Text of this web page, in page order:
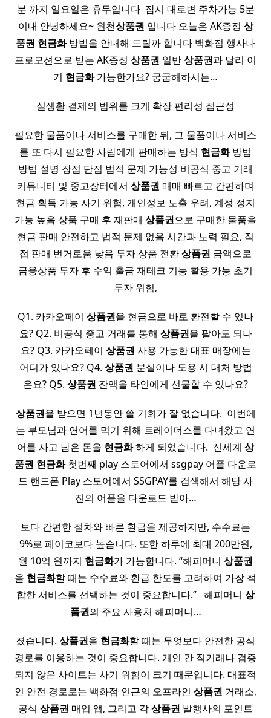
분 까지 일요일은 휴무입니다 ​ 잠시 대로변 주차가능 5분
이내 안녕하세요~ 원천상품권 입니다 오늘은 AK증정 상
품권 현금화방법을 안내해 드릴까 합니다 백화점 행사나
프로모션으로 받는 AK증정 상품권 일반상품권과 달리 이
거 현금화가능한가요? 궁굼해하시는…
실생활 결제의 범위를 크게 확장 편리성 접근성
필요한 물품이나 서비스를 구매한 뒤, 그 물품이나 서비스
를 또 다시 필요한 사람에게 판매하는 방식 현금화방법
방법 설명 장점 단점 법적 문제 가능성 비공식 중고 거래
커뮤니티 및 중고장터에서 상품권 매매 빠르고 간편하며
현금 획득 가능 사기 위험, 개인정보 노출 우려, 계정 정지
가능 높음 상품 구매 후 재판매 상품권으로 구매한 물품을
현금 판매 안전하고 법적 문제 없음 시간과 노력 필요, 직
접 판매 번거로움 낮음 투자 상품 전환상품권 금액으로
금융상품 투자 후 수익 출금 재테크 기능 활용 가능 초기
투자 위험,
Q1. 카카오페이 상품권을 현금으로 바로 환전할 수 있나
요? Q2. 비공식 중고 거래를 통해 상품권을 팔아도 되나
요? Q3. 카카오페이 상품권 사용 가능한 대표 매장에는
어디가 있나요? Q4. 상품권 분실이나 도용 시 대처 방법
은요? Q5. 상품권 잔액을 타인에게 선물할 수 있나요?
상품권을 받으면 1년동안 쓸 기회가 잘 없습니다. ​ 이번에
는 부모님과 연어를 먹기 위해 트레이더스를 다녀왔고 연
어를 사고 남은 돈을 현금화하게 되었습니다. ​ 신세계 상
품권 현금화첫번째 play 스토어에서 ssgpay 어플 다운로
드 핸드폰 Play 스토어에서 SSGPAY를 검색해서 해당 사
진의 어플을 다운로드 받아…
보다 간편한 절차와 빠른 환급을 제공하지만, 수수료는
9%로 페이코보다 높습니다. 또한 하루에 최대 200만원,
월 10억 원까지 현금화가 가능합니다. “해피머니 상품권
을 현금화할 때는 수수료와 환급 한도를 고려하여 가장 적
합한 서비스를 선택하는 것이 중요합니다.” ​ ​ 해피머니 상
품권의 주요 사용처 해피머니…
졌습니다. 상품권을 현금화할 때는 무엇보다 안전한 공식
경로를 이용하는 것이 중요합니다. 개인 간 직거래나 검증
되지 않은 사이트는 사기 위험이 크기 때문입니다. 대표적
인 안전 경로로는 백화점 인근의 오프라인 상품권 거래소,
공식 상품권 매입 앱, 그리고 각상품권 발행사의 포인트